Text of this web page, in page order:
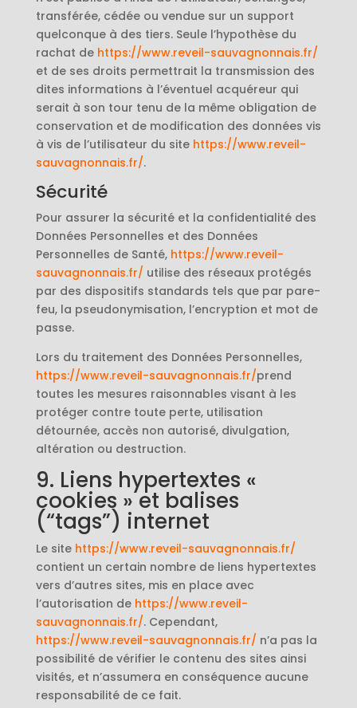
transférée, cédée ou vendue sur un support
quelconque à des tiers. Seule l’hypothèse du
rachat de https://www.reveil-sauvagnonnais.fr/
et de ses droits permettrait la transmission des
dites informations à l’éventuel acquéreur qui
serait à son tour tenu de la même obligation de
conservation et de modification des données vis
à vis de l’utilisateur du site https://www.reveil-
sauvagnonnais.fr/.
Sécurité
Pour assurer la sécurité et la confidentialité des
Données Personnelles et des Données
Personnelles de Santé, https://www.reveil-
sauvagnonnais.fr/ utilise des réseaux protégés
par des dispositifs standards tels que par pare-
feu, la pseudonymisation, l’encryption et mot de
passe.
Lors du traitement des Données Personnelles,
https://www.reveil-sauvagnonnais.fr/prend
toutes les mesures raisonnables visant à les
protéger contre toute perte, utilisation
détournée, accès non autorisé, divulgation,
altération ou destruction.
9. Liens hypertextes «
cookies » et balises
(“tags”) internet
Le site https://www.reveil-sauvagnonnais.fr/
contient un certain nombre de liens hypertextes
vers d’autres sites, mis en place avec
l’autorisation de https://www.reveil-
sauvagnonnais.fr/. Cependant,
https://www.reveil-sauvagnonnais.fr/ n’a pas la
possibilité de vérifier le contenu des sites ainsi
visités, et n’assumera en conséquence aucune
responsabilité de ce fait.